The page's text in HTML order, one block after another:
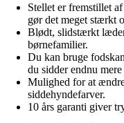
Stellet er fremstillet
gør det meget stærkt
Blødt, slidstærkt
børnefamilier.
Du kan bruge
du sidder endnu
Mulighed for at
siddehyndefarver.
10 års garanti giver